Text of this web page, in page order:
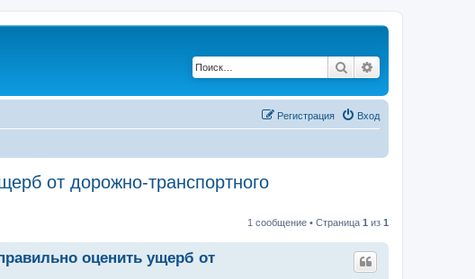
Поиск
Вход
Регистрация
от дорожно-транспортного
1 сообщение • Страница 1 из 1
оценить ущерб от